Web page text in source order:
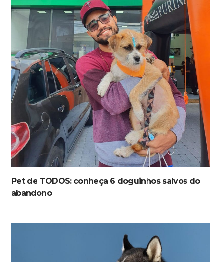
Pet de TODOS: conheça 6 doguinhos salvos do
abandono